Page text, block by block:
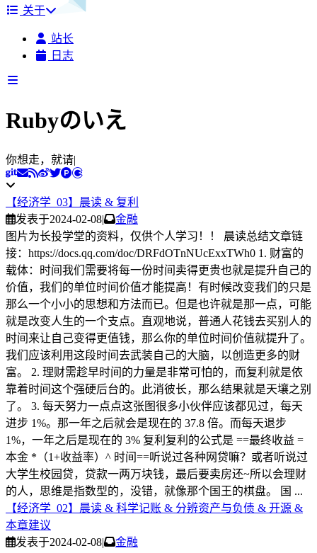
关于
站长
日志
Rubyのいえ
你想走，就请立马抽刀，
【经济学_03】晨读 & 复利
发表于2024-02-08|
金融
图片为长投学堂的资料，仅供个人学习！！ 晨读总结文章链
接：https://docs.qq.com/doc/DRFdOTnNUcExxTWh0 1. 财富的
载体：时间我们需要将每一份时间卖得更贵也就是提升自己的
价值，我们的单位时间价值才能提高！有时候改变我们的只是
那么一个小小的思想和方法而已。但是也许就是那一点，可能
就是改变人生的一个支点。直观地说，普通人花钱去买别人的
时间来让自己变得更值钱，那么你的单位时间价值就提升了。
我们应该利用这段时间去武装自己的大脑，以创造更多的财
富。 2. 理财需趁早时间的力量是非常可怕的，而复利就是依
靠着时间这个强硬后台的。此消彼长，那么结果就是天壤之别
了。 3. 每天努力一点点这张图很多小伙伴应该都见过，每天
进步 1%。那一年之后就会是现在的 37.8 倍。而每天退步
1%，一年之后是现在的 3% 复利复利的公式是 ==最终收益 =
本金 *（1+收益率）^ 时间==听说过各种网贷嘛？或者听说过
大学生校园贷，贷款一两万块钱，最后要卖房还~所以会理财
的人，思维是指数型的，没错，就像那个国王的棋盘。 国 ...
【经济学_02】晨读 & 科学记账 & 分辨资产与负债 & 开源 &
本章建议
发表于2024-02-08|
金融